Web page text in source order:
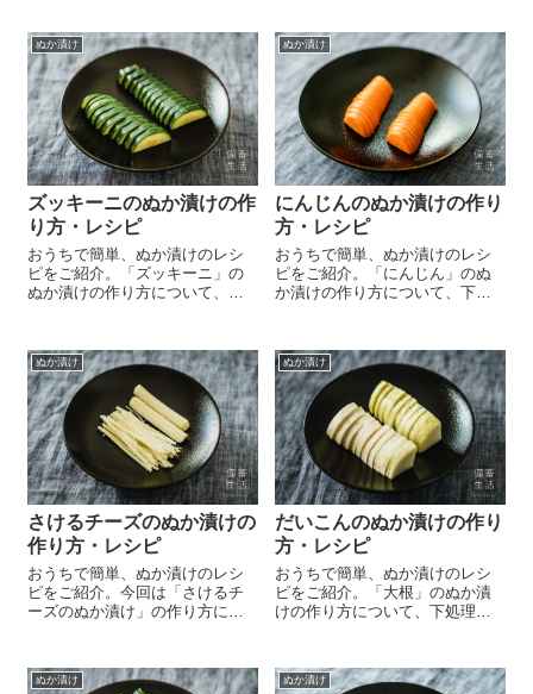
ぬか漬け
ズッキーニのぬか漬けの作
り方・レシピ
おうちで簡単、ぬか漬けのレシ
ピをご紹介。「ズッキーニ」の
ぬか漬けの作り方について、下
います。
ぬか漬け
にんじんのぬか漬けの作り
方・レシピ
おうちで簡単、ぬか漬けのレシ
ピをご紹介。「にんじん」のぬ
か漬けの作り方について、下処
ます。
ぬか漬け
さけるチーズのぬか漬けの
作り方・レシピ
おうちで簡単、ぬか漬けのレシ
ピをご紹介。今回は「さけるチ
ーズのぬか漬け」の作り方につ
紹介しています。
ぬか漬け
だいこんのぬか漬けの作り
方・レシピ
おうちで簡単、ぬか漬けのレシ
ピをご紹介。「大根」のぬか漬
けの作り方について、下処理や
す。
ぬか漬け ぬか漬け